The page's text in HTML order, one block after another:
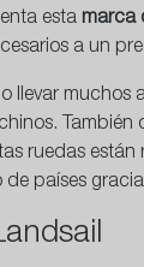
esta marca
a un
llevar muchos
ruedas
de países